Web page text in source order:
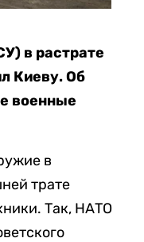
в растрате
Киеву. Об
военные
в
трате
Так, НАТО